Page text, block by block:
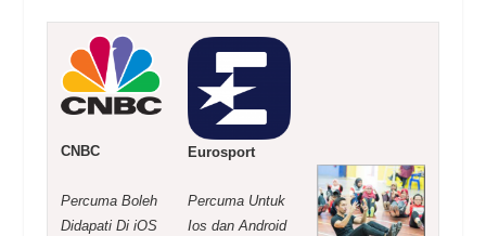
CNBC
Percuma Boleh
Didapati Di iOS
Eurosport
Percuma Untuk
Ios dan Android